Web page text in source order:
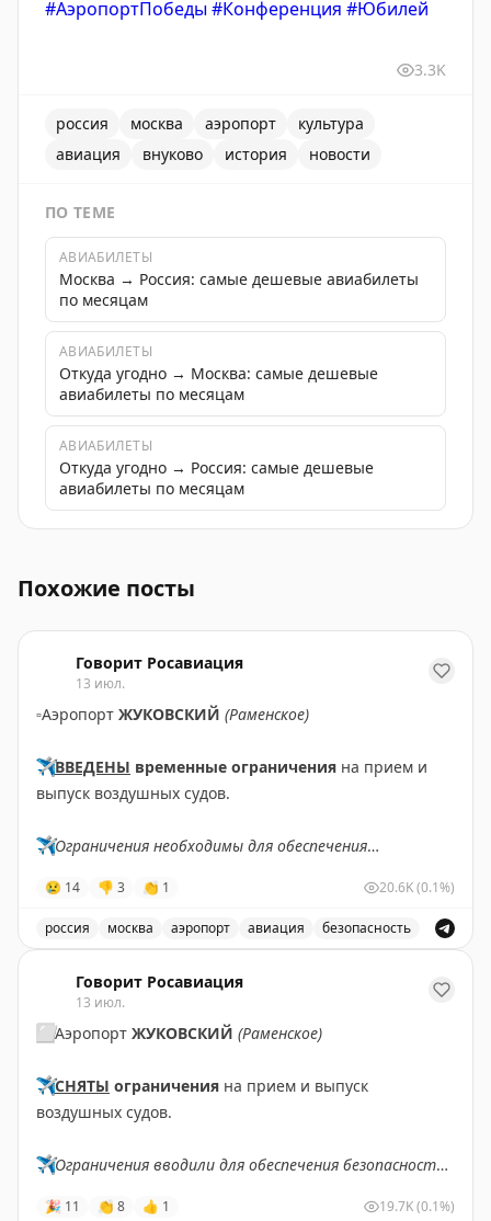
#АэропортПобеды#Конференция #Юбилей
3.3K
россия москва аэропорт
культура
авиация
внуково история новости
ПО ТЕМЕ
АВИАБИЛЕТЫ
Москва → Россия: самые дешевые авиабилеты
по месяцам
АВИАБИЛЕТЫ
Откуда угодно → Москва: самые дешевые
авиабилеты по месяцам
АВИАБИЛЕТЫ
Откуда угодно → Россия: самые дешевые
авиабилеты по месяцам
Похожие посты
Говорит Росавиация
13 июл.
▫️Аэропорт ЖУКОВСКИЙ (Раменское)
✈️ВВЕДЕНЫ временные ограничения на прием и
выпуск воздушных судов.
✈️Ограничения необходимы для обеспечения
✈️ Говорит Росавиация| MАХ
😢 14 👎 3 👏 1 20.6K(0.1%)
россия москва аэропорт авиация безопасность
Говорит Росавиация
13 июл.
⬜️Аэропорт ЖУКОВСКИЙ (Раменское)
✈️СНЯТЫ ограничения на прием и выпуск
воздушных судов.
✈️Ограничения вводили для обеспечения безопасности
🎉 11 👏 8 👍 1 19.7K(0.1%)